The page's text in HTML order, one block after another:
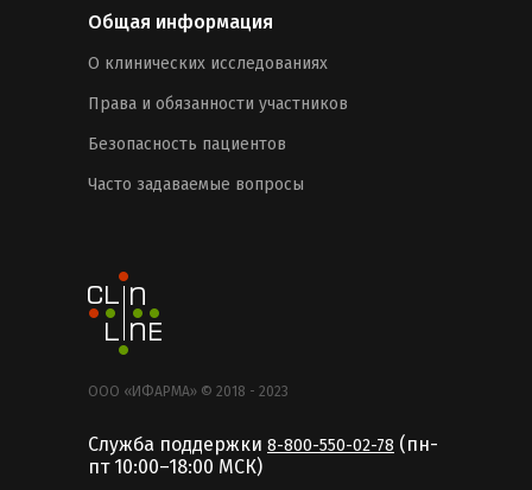
Общая информация
О клинических исследованиях
Права и обязанности участников
Безопасность пациентов
Часто задаваемые вопросы
ООО «ИФАРМА» © 2018 - 2023
Служба поддержки 8-800-550-02-78 (пн-
пт 10:00–18:00 MCК)